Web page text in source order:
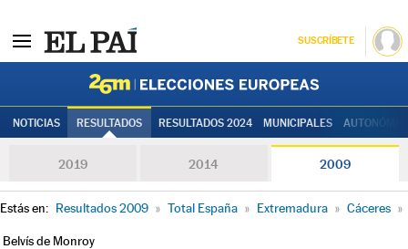
SUSCRÍBETE
NOTICIAS RESULTADOS RESULTADOS 2024 MUNICIPALES
2019 2014 2009
Estás en: Resultados 2009 » Total España » Extremadura » Cáceres »
Belvís de Monroy